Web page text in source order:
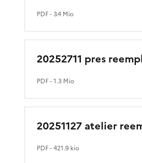
PDF- 3.4 Mio
20252711 pres
PDF- 1.3 Mio
20251127 atelier
PDF- 421.9 kio